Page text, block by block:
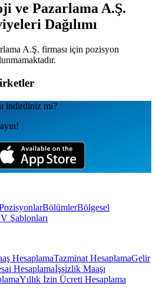
ve Pazarlama A.Ş.
Dağılımı
A.Ş. firması için pozisyon
indirdiniz mi?
BölümlerBölgesel
Şablonları
HesaplamaTazminat HesaplamaGelir
Hesaplamaİşsizlik Maaşı
Yıllık İzin Ücreti Hesaplama